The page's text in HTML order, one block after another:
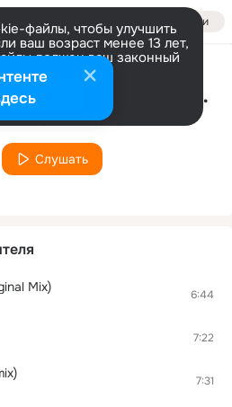
Войти
файлы, чтобы улучшить
ваш возраст менее 13 лет,
должен ваш законный
информации
Настроить Mysterious Ways (Original Mix)
Sesto Sento
Слушать
Mix) 6:44
7:22
7:31